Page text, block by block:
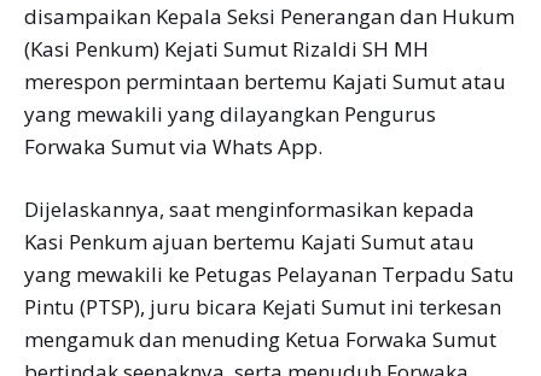
disampaikan Kepala Seksi Penerangan dan Hukum
(Kasi Penkum) Kejati Sumut Rizaldi SH MH
merespon permintaan bertemu Kajati Sumut atau
yang mewakili yang dilayangkan Pengurus
Forwaka Sumut via Whats App.
Dijelaskannya, saat menginformasikan kepada
Kasi Penkum ajuan bertemu Kajati Sumut atau
yang mewakili ke Petugas Pelayanan Terpadu Satu
Pintu (PTSP), juru bicara Kejati Sumut ini terkesan
mengamuk dan menuding Ketua Forwaka Sumut